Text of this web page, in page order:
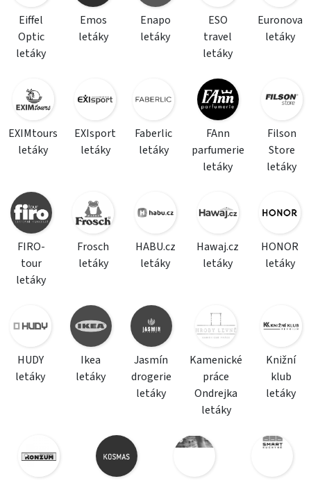
Eiffel
Optic
letáky
Emos
letáky
Enapo
letáky
ESO
travel
letáky
Euronova
letáky
EXIMtours
letáky
EXIsport
letáky
Faberlic
letáky
FAnn
parfumerie
letáky
Filson
Store
letáky
FIRO-
tour
letáky
Frosch
letáky
HABU.cz
letáky
Hawaj.cz
letáky
HONOR
letáky
HUDY
letáky
Ikea
letáky
Jasmín
drogerie
letáky
Kamenické
práce
Ondrejka
letáky
Knižní
klub
letáky